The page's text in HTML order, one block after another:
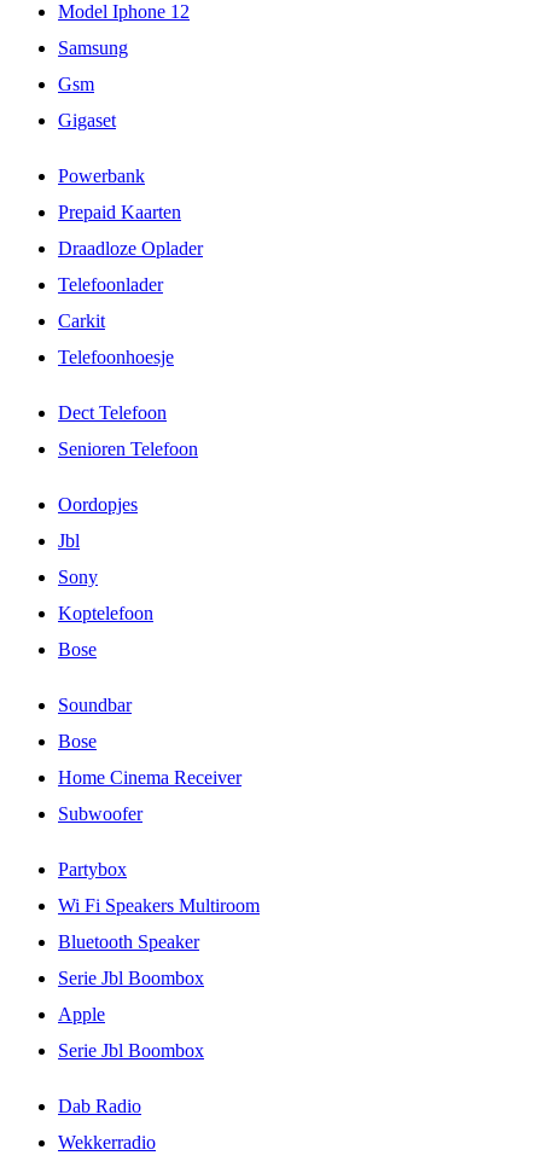
Model Iphone 12
Samsung
Gsm
Gigaset
Powerbank
Prepaid Kaarten
Draadloze Oplader
Telefoonlader
Carkit
Telefoonhoesje
Dect Telefoon
Senioren Telefoon
Oordopjes
Jbl
Sony
Koptelefoon
Bose
Soundbar
Bose
Home Cinema Receiver
Subwoofer
Partybox
Wi Fi Speakers Multiroom
Bluetooth Speaker
Serie Jbl Boombox
Apple
Serie Jbl Boombox
Dab Radio
Wekkerradio